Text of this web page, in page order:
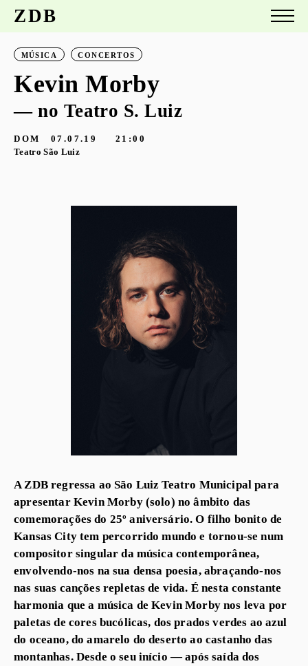
ZDB
MÚSICA CONCERTOS
Kevin Morby
— no Teatro S. Luiz
DOM 07.07.19
21:00
Teatro São Luiz
A ZDB regressa ao São Luiz Teatro Municipal para
apresentar Kevin Morby (solo) no âmbito das
comemorações do 25º aniversário. O filho bonito de
Kansas City tem percorrido mundo e tornou-se num
compositor singular da música contemporânea,
envolvendo-nos na sua densa poesia, abraçando-nos
nas suas canções repletas de vida. É nesta constante
harmonia que a música de Kevin Morby nos leva por
paletas de cores bucólicas, dos prados verdes ao azul
do oceano, do amarelo do deserto ao castanho das
montanhas. Desde o seu início — após saída dos